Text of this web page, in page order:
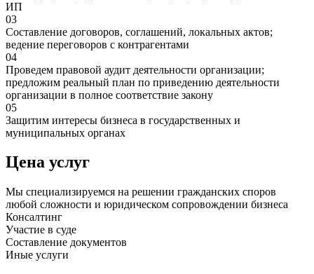
ИП
03
Составление договоров, соглашений, локальных актов;
ведение переговоров с контрагентами
04
Проведем правовой аудит деятельности организации;
предложим реальный план по приведению деятельности
организации в полное соответствие закону
05
Защитим интересы бизнеса в государственных и
муниципальных органах
Цена услуг
Мы специализируемся на решении гражданских споров
любой сложности и юридическом сопровождении бизнеса
Консалтинг
Участие в суде
Составление документов
Иные услуги